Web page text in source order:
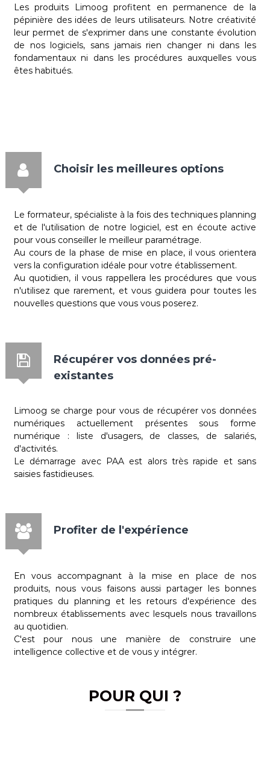
Les produits Limoog profitent en permanence de la
pépinière des idées de leurs utilisateurs. Notre créativité
leur permet de s'exprimer dans une constante évolution
de nos logiciels, sans jamais rien changer ni dans les
fondamentaux ni dans les procédures auxquelles vous
êtes habitués.
Choisir les meilleures options
Le formateur, spécialiste à la fois des techniques planning
et de l'utilisation de notre logiciel, est en écoute active
pour vous conseiller le meilleur paramétrage.
Au cours de la phase de mise en place, il vous orientera
vers la configuration idéale pour votre établissement.
Au quotidien, il vous rappellera les procédures que vous
n'utilisez que rarement, et vous guidera pour toutes les
nouvelles questions que vous vous poserez.
Récupérer vos données pré-
existantes
Limoog se charge pour vous de récupérer vos données
numériques actuellement présentes sous forme
numérique : liste d'usagers, de classes, de salariés,
d'activités.
Le démarrage avec PAA est alors très rapide et sans
saisies fastidieuses.
Profiter de l'expérience
En vous accompagnant à la mise en place de nos
produits, nous vous faisons aussi partager les bonnes
pratiques du planning et les retours d'expérience des
nombreux établissements avec lesquels nous travaillons
au quotidien.
C'est pour nous une manière de construire une
intelligence collective et de vous y intégrer.
POUR QUI ?